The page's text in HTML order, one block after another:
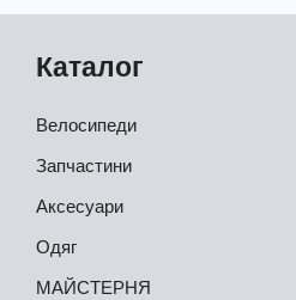
Каталог
Велосипеди
Запчастини
Аксесуари
Одяг
МАЙСТЕРНЯ